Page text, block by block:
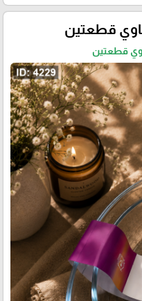
قطعتين
قطعتين